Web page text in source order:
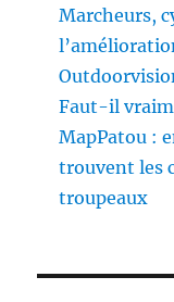
Marcheurs,
Faut-il
MapPatou :
trouvent les
troupeaux